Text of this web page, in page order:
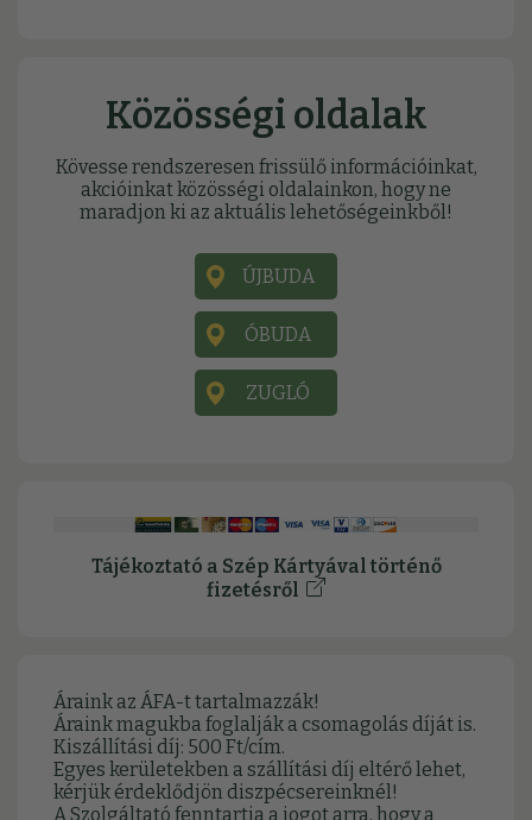
Közösségi oldalak
Kövesse rendszeresen frissülő információinkat,
akcióinkat közösségi oldalainkon, hogy ne
maradjon ki az aktuális lehetőségeinkből!
ÚJBUDA
ÓBUDA
ZUGLÓ
Tájékoztató a Szép Kártyával történő
fizetésről
Áraink az ÁFA-t tartalmazzák!
Áraink magukba foglalják a csomagolás díját is.
Kiszállítási díj: 500 Ft/cím.
Egyes kerületekben a szállítási díj eltérő lehet,
kérjük érdeklődjön diszpécsereinknél!
A Szolgáltató fenntartja a jogot arra, hogy a